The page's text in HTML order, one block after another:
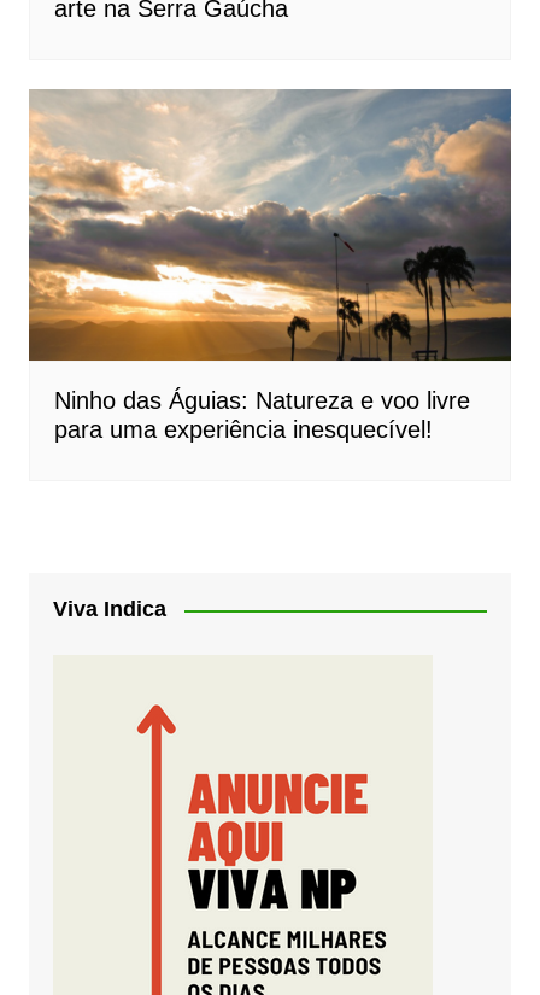
arte na Serra Gaúcha
Ninho das Águias: Natureza e voo livre
para uma experiência inesquecível!
Viva Indica